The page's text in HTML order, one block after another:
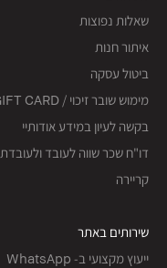
שאלות נפוצות
איתור חנות
ביטול עסקה
מימוש שובר זיכוי / GIFT CARD
בקשה לעיון במידע אודותיי
דו"ח שכר שווה לעובד ולעובדת 2025
קריירה
שירותים באתר
ייעוץ מקצועי ב- WhatsApp